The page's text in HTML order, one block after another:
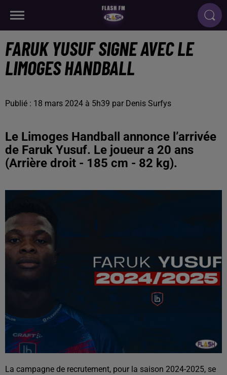
FARUK YUSUF SIGNE AVEC LE
LIMOGES HANDBALL
Publié : 18 mars 2024 à 5h39 par Denis Surfys
Le Limoges Handball annonce l’arrivée
de Faruk Yusuf. Le joueur a 20 ans
(Arrière droit - 185 cm - 82 kg).
La campagne de recrutement, pour la saison 2024-2025, se